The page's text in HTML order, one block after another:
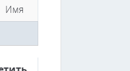
Имя